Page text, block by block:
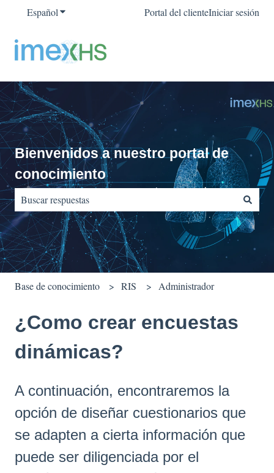
EspañolTraducciones de Mostrar submenú de
Portal del clienteIniciar sesión
Bienvenidos a nuestro portal de
conocimiento
No hay sugerencias porque el campo de búsqueda está vacío.
Base de conocimiento RIS Administrador
¿Como crear encuestas
dinámicas?
A continuación, encontraremos la
opción de diseñar cuestionarios que
se adapten a cierta información que
puede ser diligenciada por el